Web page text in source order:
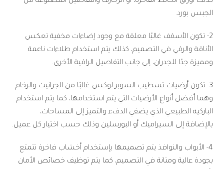
الجبس بورد.
2- تكون الأسقف غالبًا معلقة مع وجود إضاءات مخفية تعكس
الأناقة والرقي في التصميم، كذلك يتم استخدام طلاءات ناعمة
ومميزة جدًا للجدران، إلى جانب التفاصيل الراقية الأخرى.
3- تكون أرضيات تشطيب السوبر لوكس غالبًا من الجرانيت والرخام
وهما أفضل أنواع الأرضيات التي يتم استخدامها، كما يتم استخدام
الباركيه الطبيعي الذي يضفي الدفء والتميز إلى المساحات،
بالإضافة إلى السيراميك أو البورسلين وذلك حسب اختيار كل عميل.
4- الأبواب والنوافذ يتم تصميمها بإستخدام أخشاب فاخرة تتمتع
بجودة عالية ومتانة في التصميم، كما يتم توظيف خصائص الأمان